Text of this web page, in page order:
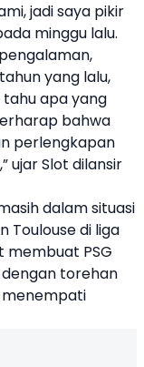
jadi saya pikir
minggu lalu.
yang lalu,
apa yang
bahwa
perlengkapan
ujar Slot dilansir
dalam situasi
Toulouse di liga
membuat PSG
torehan
menempati